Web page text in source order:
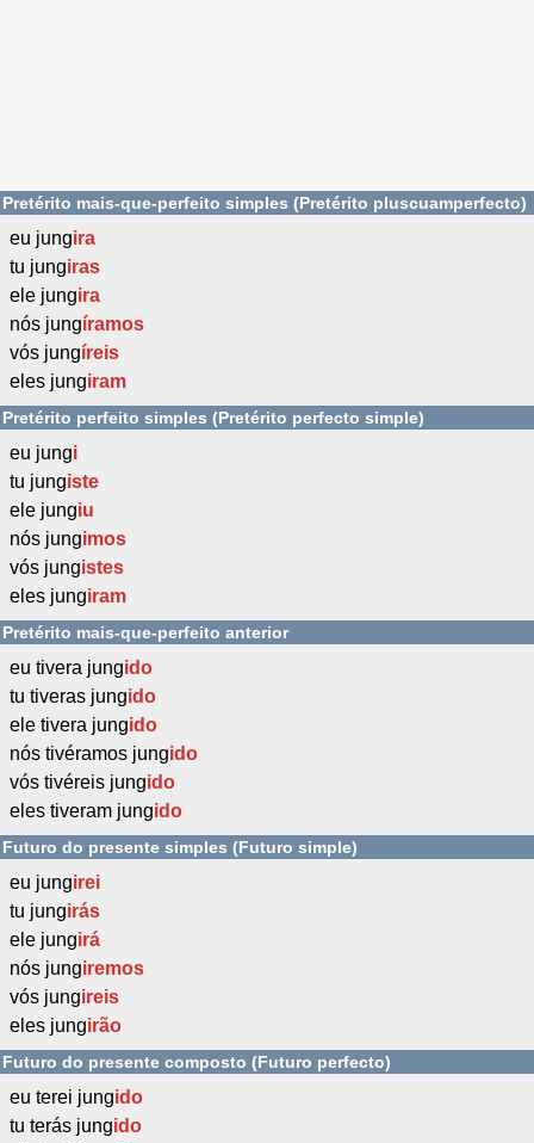
Pretérito mais-que-perfeito simples (Pretérito pluscuamperfecto)
eu jungira
tu jungiras
ele jungira
nós jungíramos
vós jungíreis
eles jungiram
Pretérito perfeito simples (Pretérito perfecto simple)
eu jungi
tu jungiste
ele jungiu
nós jungimos
vós jungistes
eles jungiram
Pretérito mais-que-perfeito anterior
eu tivera jungido
tu tiveras jungido
ele tivera jungido
nós tivéramos jungido
vós tivéreis jungido
eles tiveram jungido
Futuro do presente simples (Futuro simple)
eu jungirei
tu jungirás
ele jungirá
nós jungiremos
vós jungireis
eles jungirão
Futuro do presente composto (Futuro perfecto)
eu terei jungido
tu terás jungido